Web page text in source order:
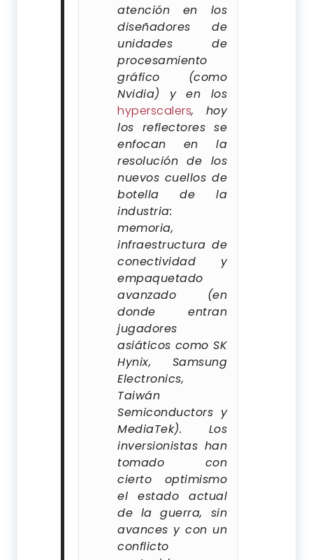
atención en los
diseñadores de
unidades de
procesamiento
gráfico (como
Nvidia) y en los
hyperscalers, hoy
los reflectores se
enfocan en la
resolución de los
nuevos cuellos de
botella de la
industria:
memoria,
infraestructura de
conectividad y
empaquetado
avanzado (en
donde entran
jugadores
asiáticos como SK
Hynix, Samsung
Electronics,
Taiwán
Semiconductors y
MediaTek). Los
inversionistas han
tomado con
cierto optimismo
el estado actual
de la guerra, sin
avances y con un
conflicto